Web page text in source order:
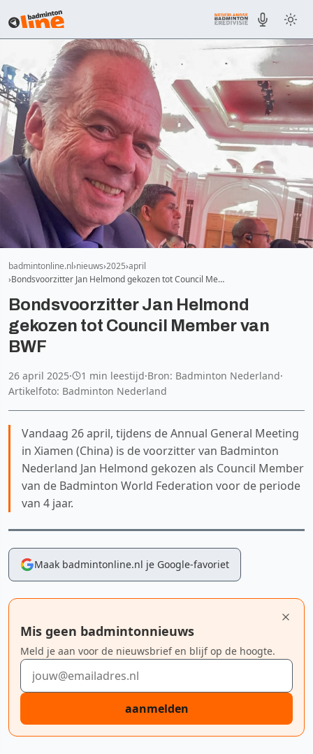
badmintonline.nl nieuws 2025 april
Bondsvoorzitter Jan Helmond gekozen tot Council Me…
Bondsvoorzitter Jan Helmond
gekozen tot Council Member van
BWF
26 april 2025· 1 min leestijd·Bron: Badminton Nederland·
Artikelfoto: Badminton Nederland
Vandaag 26 april, tijdens de Annual General Meeting
in Xiamen (China) is de voorzitter van Badminton
Nederland Jan Helmond gekozen als Council Member
van de Badminton World Federation voor de periode
van 4 jaar.
Maak badmintonline.nl je Google-favoriet
Mis geen badmintonnieuws
Meld je aan voor de nieuwsbrief en blijf op de hoogte.
E-mailadres
aanmelden